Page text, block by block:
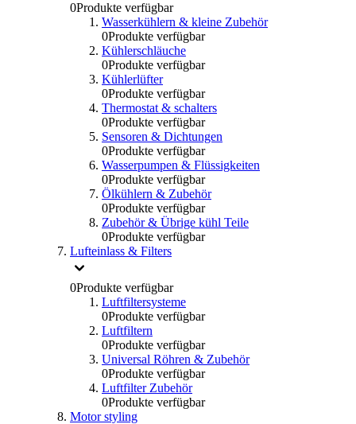
0Produkte verfügbar
Wasserkühlern & kleine Zubehör
0Produkte verfügbar
Kühlerschläuche
0Produkte verfügbar
Kühlerlüfter
0Produkte verfügbar
Thermostat & schalters
0Produkte verfügbar
Sensoren & Dichtungen
0Produkte verfügbar
Wasserpumpen & Flüssigkeiten
0Produkte verfügbar
Ölkühlern & Zubehör
0Produkte verfügbar
Zubehör & Übrige kühl Teile
0Produkte verfügbar
Lufteinlass & Filters
0Produkte verfügbar
Luftfiltersysteme
0Produkte verfügbar
Luftfiltern
0Produkte verfügbar
Universal Röhren & Zubehör
0Produkte verfügbar
Luftfilter Zubehör
0Produkte verfügbar
Motor styling